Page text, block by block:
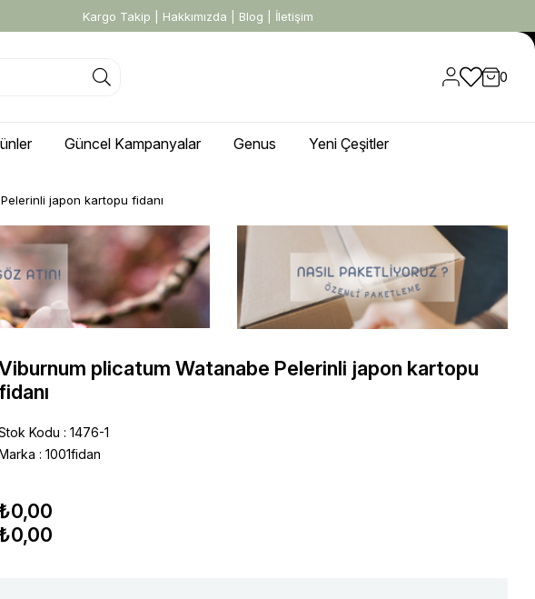
Kargo Takip Hakkımızda Blog İletişim
0
Güncel Kampanyalar Genus Yeni Çeşitler
japon kartopu fidanı
plicatum Watanabe Pelerinli japon kartopu
fidanı
Kodu
1476-1
: 1001fidan
₺0,00
₺0,00